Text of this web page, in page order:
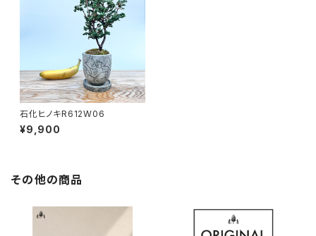
石化ヒノキR612W06
¥9,900
その他の商品